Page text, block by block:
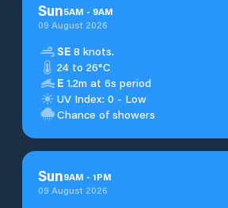
Sun5AM - 9AM
09 August 2026
SE 8 knots.
24 to 26°C
E 1.2m at 6s period
UV Index: 0 - Low
Chance of showers
Sun9AM - 1PM
09 August 2026